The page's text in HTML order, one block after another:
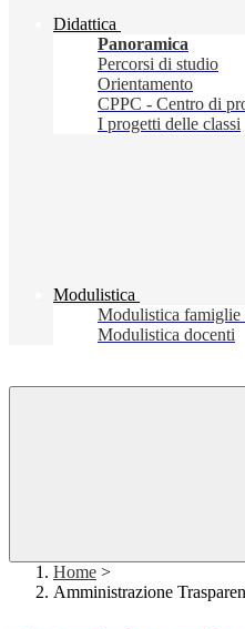
Didattica
Panoramica
Percorsi di studio
Orientamento
CPPC - Centro di
I progetti delle classi
Modulistica
Modulistica famiglie
Modulistica docenti
Home >
Amministrazione